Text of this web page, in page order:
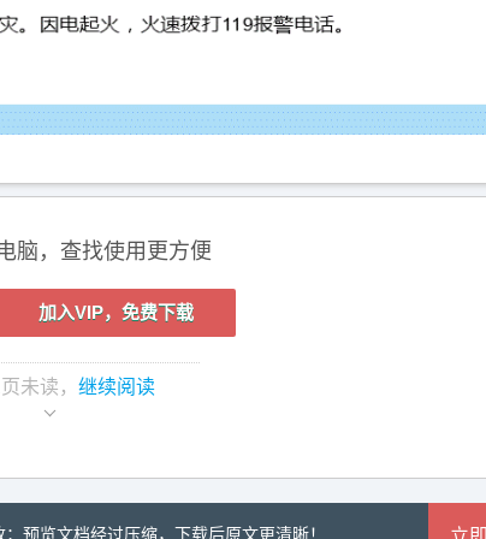
脑，查找使用更方便
加入VIP，免费下载
页未读， 继续阅读
预览文档经过压缩，下载后原文更清晰！